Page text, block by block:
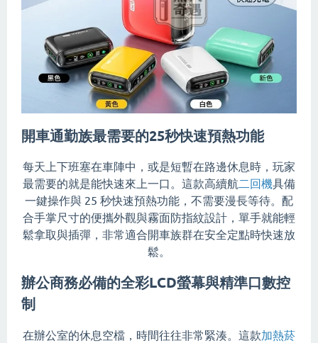
開車通勤族最需要的25秒快速預熱功能
每天上下班塞在車陣中，或是短暫在路邊休息時，玩家
最需要的就是能快速來上一口。這款高續航二回機具備
一鍵操作與 25 秒快速預熱功能，不需要漫長等待。配
合手掌尺寸的便攜外觀與霧面防指紋設計，單手就能輕
鬆拿取與插彈，非常適合開車族群在安全定點時快速放
鬆。
辦公商務必備的全彩LCD螢幕與精準口數控
制
在辦公室的休息空檔，時間往往非常緊湊。這款加熱菸